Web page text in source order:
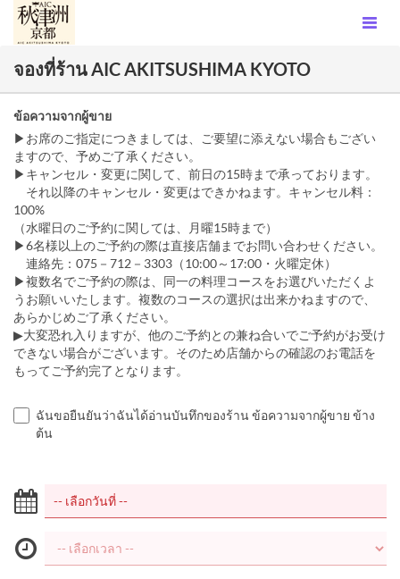
จองที่ร้าน AIC AKITSUSHIMA KYOTO
ข้อความจากผู้ขาย
▶お席のご指定につきましては、ご要望に添えない場合もござい
ますので、予めご了承ください。
▶キャンセル・変更に関して、前日の15時まで承っております。
それ以降のキャンセル・変更はできかねます。キャンセル料：
100%
（水曜日のご予約に関しては、月曜15時まで）
▶6名様以上のご予約の際は直接店舗までお問い合わせください。
連絡先：075－712－3303（10:00～17:00・火曜定休）
▶複数名でご予約の際は、同一の料理コースをお選びいただくよ
うお願いいたします。複数のコースの選択は出来かねますので、
あらかじめご了承ください。
▶大変恐れ入りますが、他のご予約との兼ね合いでご予約がお受け
できない場合がございます。そのため店舗からの確認のお電話を
もってご予約完了となります。
ฉันขอยืนยันว่าฉันได้อ่านบันทึกของร้าน ข้อความจากผู้ขาย ข้าง
ต้น